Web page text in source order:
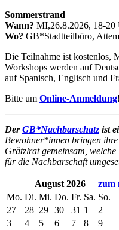
Sommerstrand
Wann? MI,26.8.2026, 18-20
Wo? GB*Stadtteilbüro,
Die Teilnahme ist kostenlos,
Workshops werden auf
auf Spanisch, Englisch und
Bitte um Online-Anmeldung!
DerGB*Nachbarschatz ist
Bewohner*innen bringen
Grätzlrat gemeinsam,
für die Nachbarschaft
August 2026
zum
Mo. Di. Mi. Do. Fr. Sa. So.
27
28 29 30 31 1
2
3
4 5 6 7 8
9